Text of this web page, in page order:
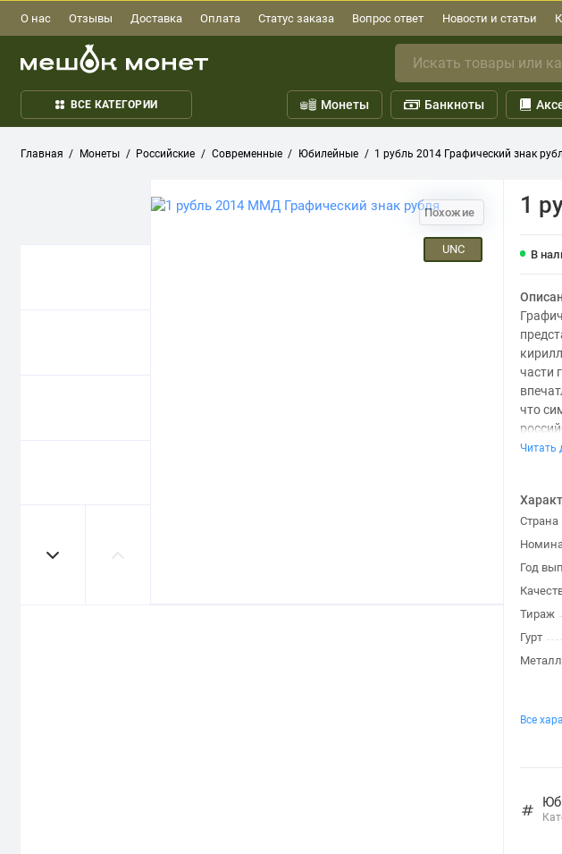
О нас Отзывы Доставка Оплата Статус заказа Вопрос ответ Новости и статьи
ВСЕ КАТЕГОРИИ Монеты Банкноты
Главная Монеты Российские Современные Юбилейные 1 рубль 2014 Графический знак
Похожие
UNC
1
В
части
что
Читать
Страна
Год
Тираж
Гурт
Металл
Все